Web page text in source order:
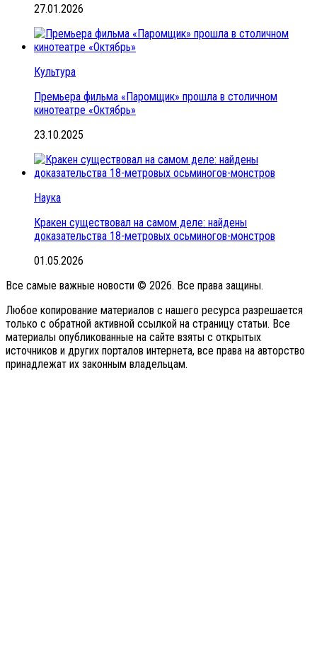
27.01.2026
Культура
Премьера фильма «Паромщик» прошла в столичном
кинотеатре «Октябрь»
23.10.2025
Наука
Кракен существовал на самом деле: найдены
доказательства 18-метровых осьминогов-монстров
01.05.2026
Все самые важные новости © 2026. Все права защины.
Любое копирование материалов с нашего ресурса разрешается
только с обратной активной ссылкой на страницу статьи. Все
материалы опубликованные на сайте взяты с открытых
источников и других порталов интернета, все права на авторство
принадлежат их законным владельцам.